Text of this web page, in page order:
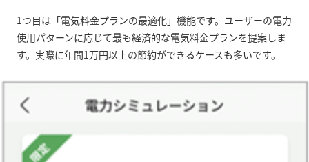
1つ目は「電気料金プランの最適化」機能です。ユーザーの電力
使用パターンに応じて最も経済的な電気料金プランを提案しま
す。実際に年間1万円以上の節約ができるケースも多いです。